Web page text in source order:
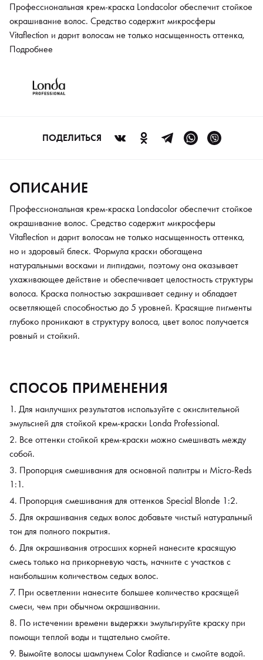
Профессиональная крем-краска Londacolor обеспечит стойкое
окрашивание волос. Средство содержит микросферы
Vitaflection и дарит волосам не только насыщенность оттенка,
но и здоровый блеск. Формула краски обогащена
ухаживающее действие и обеспечивает целостность структуры
волоса. Краска полностью закрашивает седину и обладает
ровный и стойкий.
Подробнее
ПОДЕЛИТЬСЯ
ОПИСАНИЕ
Профессиональная крем-краска Londacolor обеспечит стойкое
окрашивание волос. Средство содержит микросферы
Vitaflection и дарит волосам не только насыщенность оттенка,
но и здоровый блеск. Формула краски обогащена
натуральными восками и липидами, поэтому она оказывает
ухаживающее действие и обеспечивает целостность структуры
волоса. Краска полностью закрашивает седину и обладает
осветляющей способностью до 5 уровней. Красящие пигменты
глубоко проникают в структуру волоса, цвет волос получается
ровный и стойкий.
СПОСОБ ПРИМЕНЕНИЯ
Для наилучших результатов используйте с окислительной
эмульсией для стойкой крем-краски Londa Professional.
Все оттенки стойкой крем-краски можно смешивать между
собой.
Пропорция смешивания для основной палитры и Micro-Reds
1:1.
Пропорция смешивания для оттенков Special Blonde 1:2.
Для окрашивания седых волос добавьте чистый натуральный
тон для полного покрытия.
Для окрашивания отросших корней нанесите красящую
смесь только на прикорневую часть, начните с участков с
наибольшим количеством седых волос.
При осветлении нанесите большее количество красящей
смеси, чем при обычном окрашивании.
По истечении времени выдержки эмульгируйте краску при
помощи теплой воды и тщательно смойте.
Вымойте волосы шампунем Color Radiance и смойте водой.